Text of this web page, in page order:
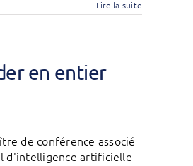
Lire la suite
en entier
de conférence associé
d'intelligence artificielle